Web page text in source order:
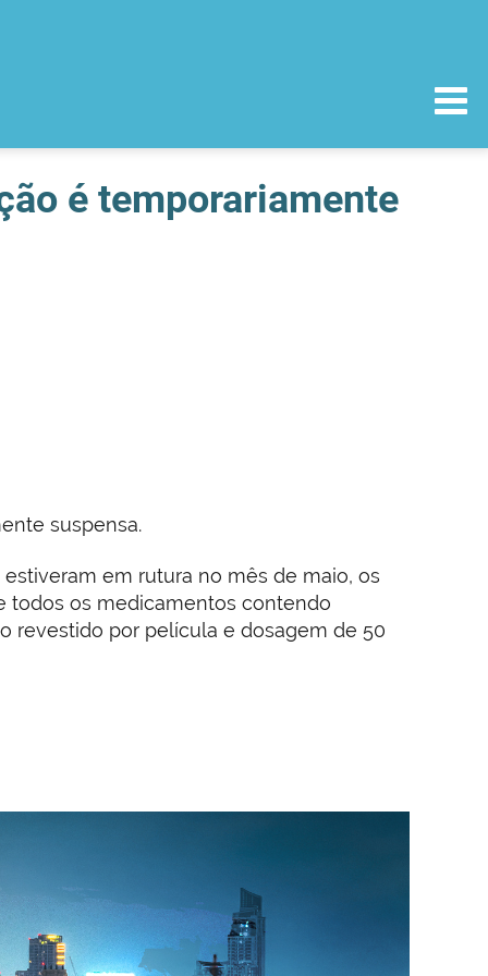
é temporariamente
suspensa.
em rutura no mês de maio, os
todos os medicamentos contendo
revestido por película e dosagem de 50